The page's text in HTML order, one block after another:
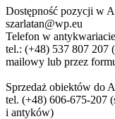
Dostępność pozycji w
szarlatan@wp.eu
Telefon w
tel.: (+48) 537 807 207
mailowy lub przez
Sprzedaż obiektów do
tel. (+48) 606-675-207
i antyków)